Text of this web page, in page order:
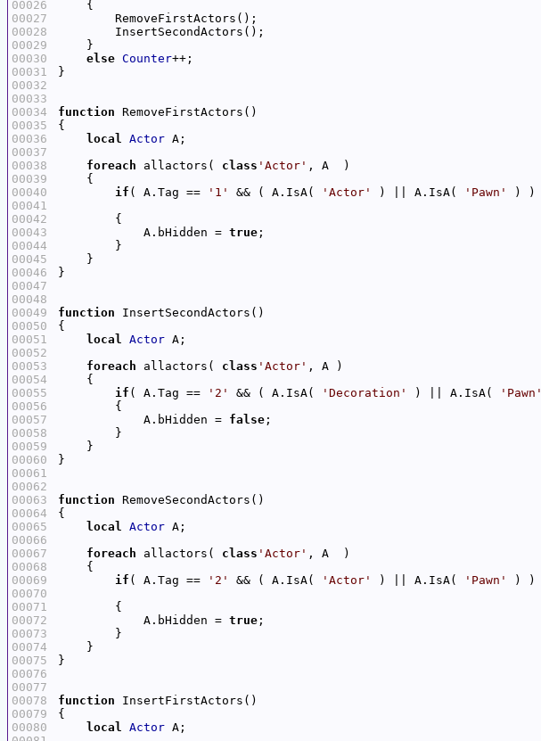
00026
00027
00028
00029
00030
00031
00032
00033
00034
00035
00036
00037
00038
00039
00040
00041
00042
00043
00044
00045
00046
00047
00048
00049
00050
00051
00052
00053
00054
00055
00056
00057
00058
00059
00060
00061
00062
00063
00064
00065
00066
00067
00068
00069
00070
00071
00072
00073
00074
00075
00076
00077
00078
00079
00080
else Counter
function
local
Actor
foreach allactors( class 'Actor'
if ( A.Tag == '1' && ( A.IsA( 'Actor' ) || A.IsA( 'Pawn'
            A.bHidden =
true
function
local
Actor
foreach allactors( class 'Actor'
if ( A.Tag == '2' && ( A.IsA( 'Decoration' ) || A.IsA( 'Pawn'
            A.bHidden =
false
function
local
Actor
foreach allactors( class 'Actor'
if ( A.Tag == '2' && ( A.IsA( 'Actor' ) || A.IsA( 'Pawn'
            A.bHidden =
true
function
local
Actor